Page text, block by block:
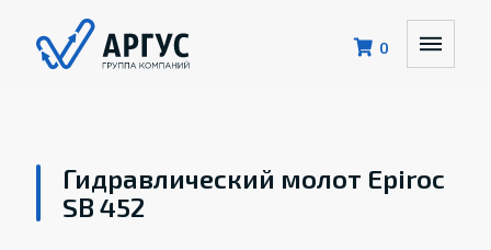
0
Гидравлический молот Epiroc
SB 452